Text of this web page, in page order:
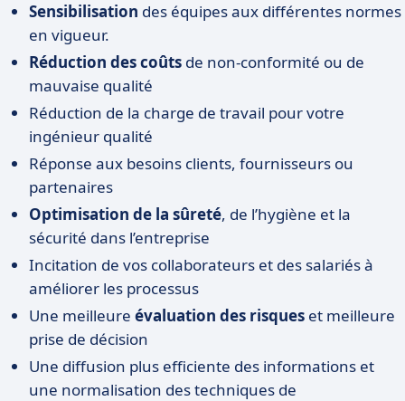
Sensibilisation des équipes aux différentes normes
en vigueur.
Réduction des coûts de non-conformité ou de
mauvaise qualité
Réduction de la charge de travail pour votre
ingénieur qualité
Réponse aux besoins clients, fournisseurs ou
partenaires
Optimisation de la sûreté, de l’hygiène et la
sécurité dans l’entreprise
Incitation de vos collaborateurs et des salariés à
améliorer les processus
Une meilleure évaluation des risques et meilleure
prise de décision
Une diffusion plus efficiente des informations et
une normalisation des techniques de